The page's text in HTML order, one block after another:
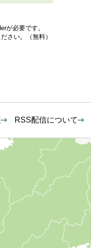
が必要です。
さい。（無料）
RSS配信について